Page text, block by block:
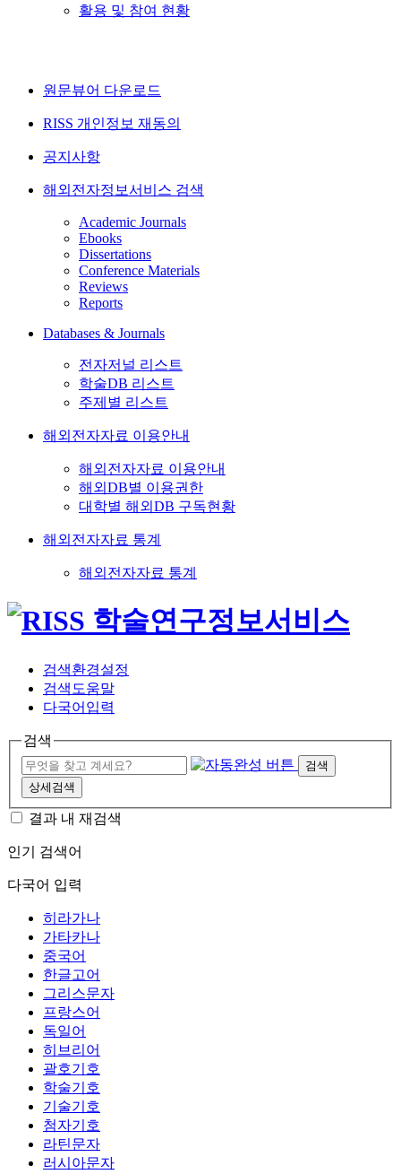
활용 및 참여 현황
원문뷰어 다운로드
RISS 개인정보 재동의
공지사항
해외전자정보서비스 검색
Academic Journals
Ebooks
Dissertations
Conference Materials
Reviews
Reports
Databases & Journals
전자저널 리스트
학술DB 리스트
주제별 리스트
해외전자자료 이용안내
해외전자자료 이용안내
해외DB별 이용권한
대학별 해외DB 구독현황
해외전자자료 통계
해외전자자료 통계
검색환경설정
검색도움말
다국어입력
검색
검색
상세검색
결과 내 재검색
인기 검색어
다국어 입력
히라가나
가타카나
중국어
한글고어
그리스문자
프랑스어
독일어
히브리어
괄호기호
학술기호
기술기호
첨자기호
라틴문자
러시아문자